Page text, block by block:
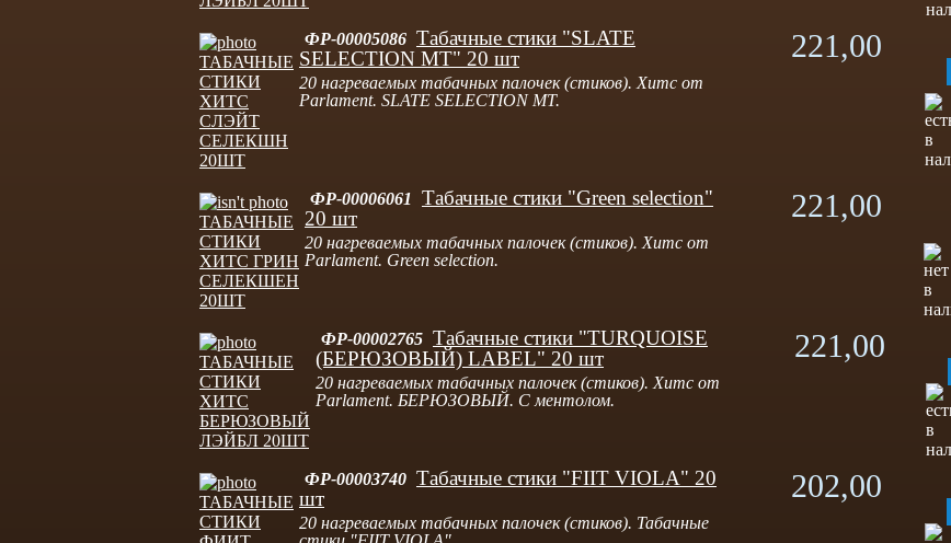
ФР-00005086 Табачные стики "SLATE
SELECTION MT" 20 шт
20 нагреваемых табачных палочек (стиков). Хитс от
Parlament. SLATE SELECTION MT.
221,00
ФР-00006061 Табачные стики "Green selection"
20 шт
20 нагреваемых табачных палочек (стиков). Хитс от
Parlament. Green selection.
221,00
ФР-00002765 Табачные стики "TURQUOISE
(БЕРЮЗОВЫЙ) LABEL" 20 шт
20 нагреваемых табачных палочек (стиков). Хитс от
Parlament. БЕРЮЗОВЫЙ. С ментолом.
221,00
ФР-00003740 Табачные стики "FIIT VIOLA" 20
шт
20 нагреваемых табачных палочек (стиков). Табачные
202,00